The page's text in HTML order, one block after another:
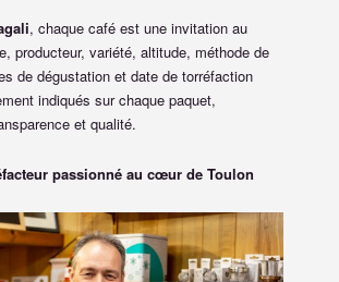
, chaque café est une invitation au
producteur, variété, altitude, méthode de
de dégustation et date de torréfaction
indiqués sur chaque paquet,
et qualité.
passionné au cœur de Toulon